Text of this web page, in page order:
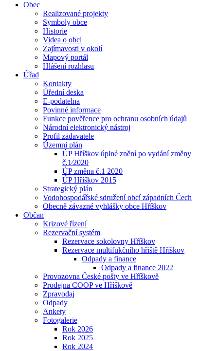
Obec
Realizované projekty
Symboly obce
Historie
Videa o obci
Zajímavosti v okolí
Mapový portál
Hlášení rozhlasu
Úřad
Kontakty
Úřední deska
E-podatelna
Povinné informace
Funkce pověřence pro ochranu osobních údajů
Národní elektronický nástroj
Profil zadavatele
Územní plán
ÚP Hříškov úplné znění po vydání změny
č.1⁄2020
ÚP změna č.1 2020
ÚP Hříškov 2015
Strategický plán
Vodohospodářské sdružení obcí západních Čech
Obecně závazné vyhlášky obce Hříškov
Občan
Krizové řízení
Rezervační systém
Rezervace sokolovny Hříškov
Rezervace multifukčního hřiště Hříškov
Odpady a finance
Odpady a finance 2022
Provozovna České pošty ve Hříškově
Prodejna COOP ve Hříškově
Zpravodaj
Odpady
Ankety
Fotogalerie
Rok 2026
Rok 2025
Rok 2024